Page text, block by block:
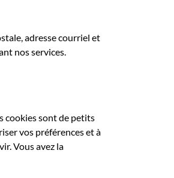
adresse courriel et
nos services.
cookies sont de petits
vos préférences et à
Vous avez la